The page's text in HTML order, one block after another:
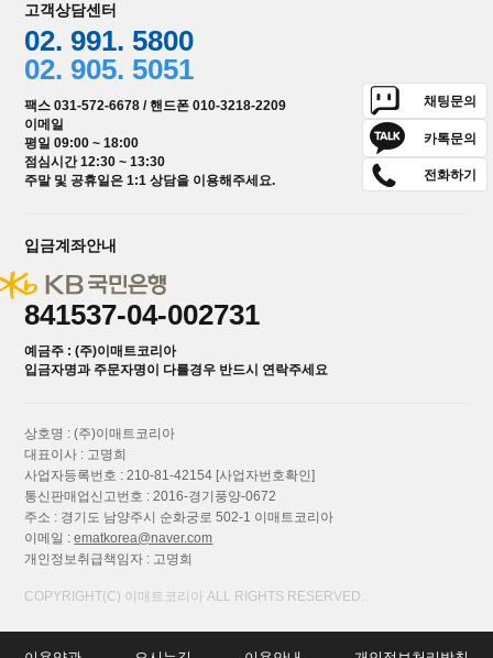
고객상담센터
02. 991. 5800
02. 905. 5051
팩스 031-572-6678 / 핸드폰 010-3218-2209
이메일
평일 09:00 ~ 18:00
점심시간 12:30 ~ 13:30
주말 및 공휴일은 1:1 상담을 이용해주세요.
채팅문의
카톡문의
전화하기
입금계좌안내
841537-04-002731
예금주 : (주)이매트코리아
입금자명과 주문자명이 다를경우 반드시 연락주세요
상호명 : (주)이매트코리아
대표이사 : 고명희
사업자등록번호 : 210-81-42154 [사업자번호확인]
통신판매업신고번호 : 2016-경기풍양-0672
주소 : 경기도 남양주시 순화궁로 502-1 이매트코리아
이메일 :ematkorea@naver.com
개인정보취급책임자 : 고명희
COPYRIGHT(C) 이매트코리아 ALL RIGHTS RESERVED.